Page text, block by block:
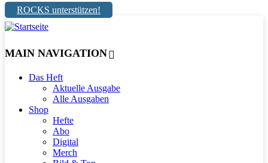
ROCKS unterstützen!
MAIN NAVIGATION
Das Heft
Aktuelle Ausgabe
Alle Ausgaben
Shop
Hefte
Abo
Digital
Merch